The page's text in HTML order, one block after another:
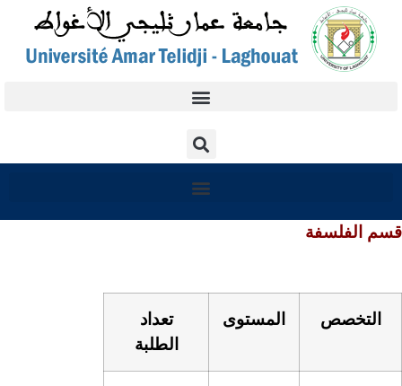
قسم الفلسفة
التخصص المستوى
تعداد
الطلبة